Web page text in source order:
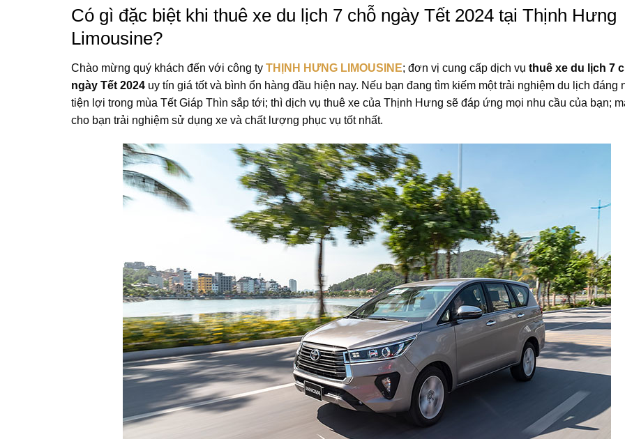
Có gì đặc biệt khi thuê xe du lịch 7 chỗ ngày Tết 2024 tại Thịnh Hưng
Limousine?
Chào mừng quý khách đến với công ty THỊNH HƯNG LIMOUSINE; đơn vị cung cấp dịch vụ thuê xe du lịch 7
ngày Tết 2024 uy tín giá tốt và bình ổn hàng đầu hiện nay. Nếu bạn đang tìm kiếm một trải nghiệm du lịch đáng
tiện lợi trong mùa Tết Giáp Thìn sắp tới; thì dịch vụ thuê xe của Thịnh Hưng sẽ đáp ứng mọi nhu cầu của bạn;
cho bạn trải nghiệm sử dụng xe và chất lượng phục vụ tốt nhất.